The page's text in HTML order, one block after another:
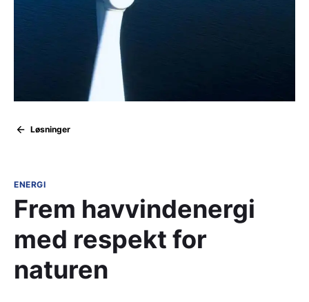
Løsninger
ENERGI
Frem havvindenergi
med respekt for
naturen